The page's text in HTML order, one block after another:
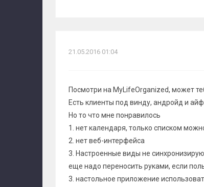
21.05.2016 01:04
Посмотри на MyLifeOrganized, может
Есть клиенты под винду, андройд и
Но то что мне понравилось
1. нет календаря, только списком
2. нет веб-интерфейса
3. Настроенные виды не
еще надо переносить руками, если
3. настольное приложение